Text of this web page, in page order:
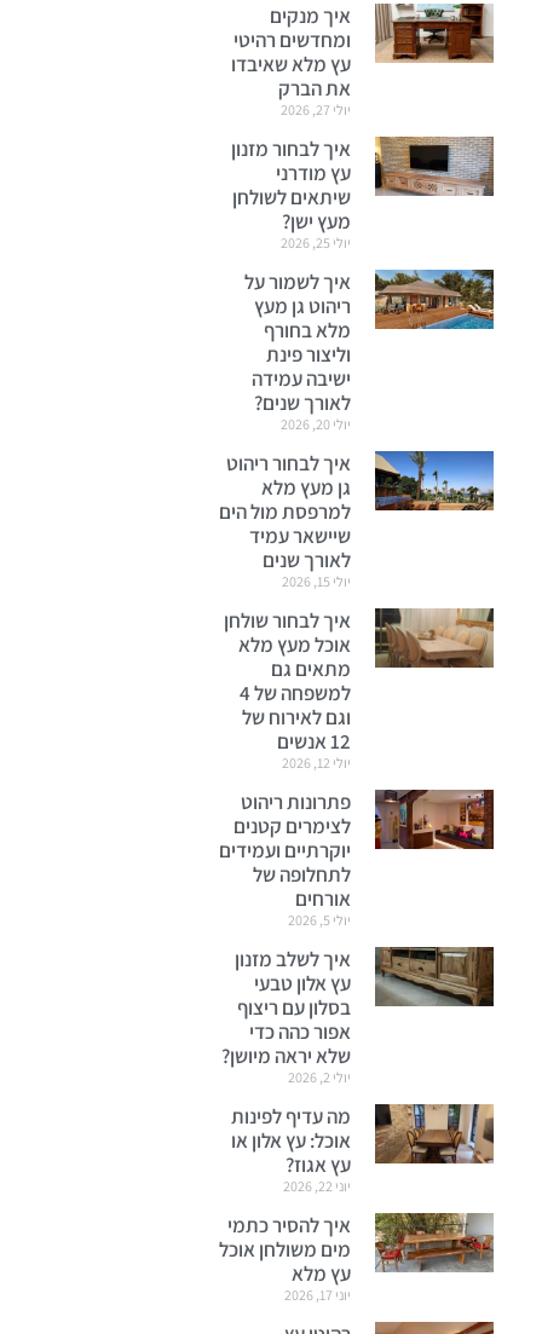
איך מנקים
ומחדשים רהיטי
עץ מלא שאיבדו
את הברק
יולי 27, 2026
איך לבחור מזנון
עץ מודרני
שיתאים לשולחן
מעץ ישן?
יולי 25, 2026
איך לשמור על
ריהוט גן מעץ
מלא בחורף
וליצור פינת
ישיבה עמידה
לאורך שנים?
יולי 20, 2026
איך לבחור ריהוט
גן מעץ מלא
למרפסת מול הים
שיישאר עמיד
לאורך שנים
יולי 15, 2026
איך לבחור שולחן
אוכל מעץ מלא
מתאים גם
למשפחה של 4
וגם לאירוח של
12 אנשים
יולי 12, 2026
פתרונות ריהוט
לצימרים קטנים
יוקרתיים ועמידים
לתחלופה של
אורחים
יולי 5, 2026
איך לשלב מזנון
עץ אלון טבעי
בסלון עם ריצוף
אפור כהה כדי
שלא יראה מיושן?
יולי 2, 2026
מה עדיף לפינות
אוכל: עץ אלון או
עץ אגוז?
יוני 22, 2026
איך להסיר כתמי
מים משולחן אוכל
עץ מלא
יוני 17, 2026